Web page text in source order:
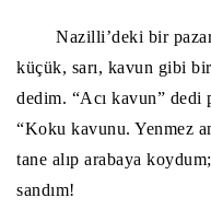
Nazilli’deki bir
küçük, sarı, kavun gibi
dedim. “Acı kavun” dedi
“Koku kavunu. Yenmez
tane alıp arabaya
sandım!